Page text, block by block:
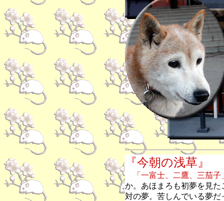
『今朝の浅草』
「一富士、二鷹、三茄子
か。あほまろも初夢を見
対の夢。苦しんでいる夢